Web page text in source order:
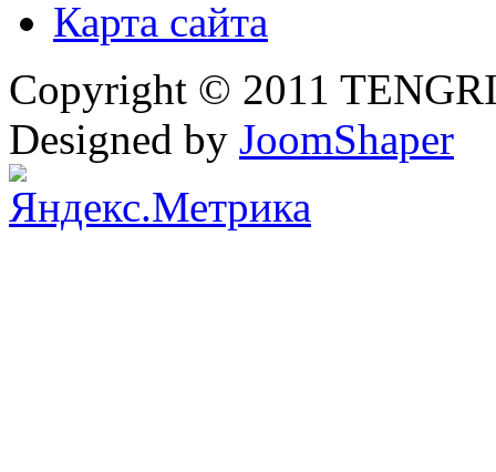
Карта сайта
Copyright © 2011
Designed by JoomShaper